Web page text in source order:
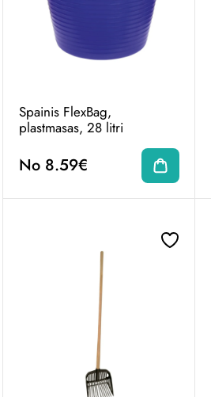
Spainis FlexBag,
plastmasas, 28 litri
No 8.59€